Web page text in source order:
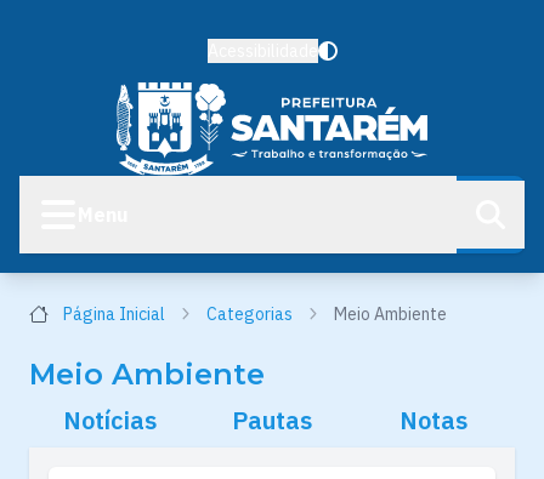
Página Inicial Categorias Meio Ambiente
Meio Ambiente
Notícias Pautas Notas